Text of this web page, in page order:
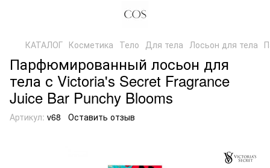
КАТАЛОГ Косметика Тело Для тела Лосьон для тела
Парфюмированный лосьон для
тела с Victoria's Secret Fragrance
Juice Bar Punchy Blooms
Артикул: v68 Оставить отзыв